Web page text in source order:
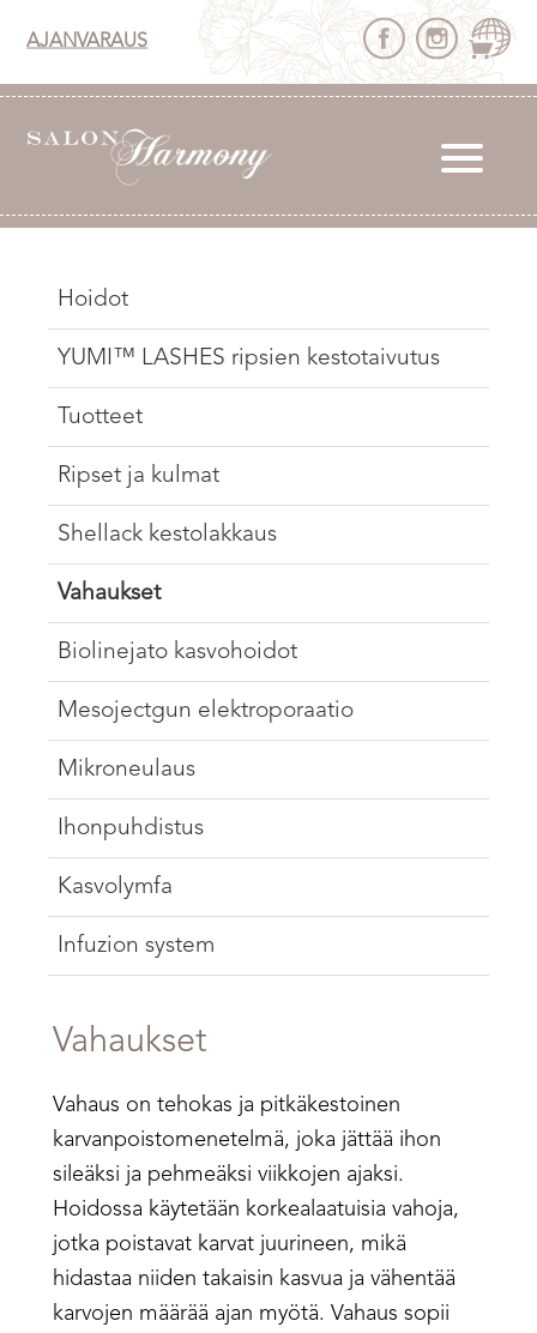
AJANVARAUS
Hoidot
YUMI™ LASHES ripsien kestotaivutus
Tuotteet
Ripset ja kulmat
Shellack kestolakkaus
Vahaukset
Biolinejato kasvohoidot
Mesojectgun elektroporaatio
Mikroneulaus
Ihonpuhdistus
Kasvolymfa
Infuzion system
Vahaukset
Vahaus on tehokas ja pitkäkestoinen
karvanpoistomenetelmä, joka jättää ihon
sileäksi ja pehmeäksi viikkojen ajaksi.
Hoidossa käytetään korkealaatuisia vahoja,
jotka poistavat karvat juurineen, mikä
hidastaa niiden takaisin kasvua ja vähentää
karvojen määrää ajan myötä. Vahaus sopii